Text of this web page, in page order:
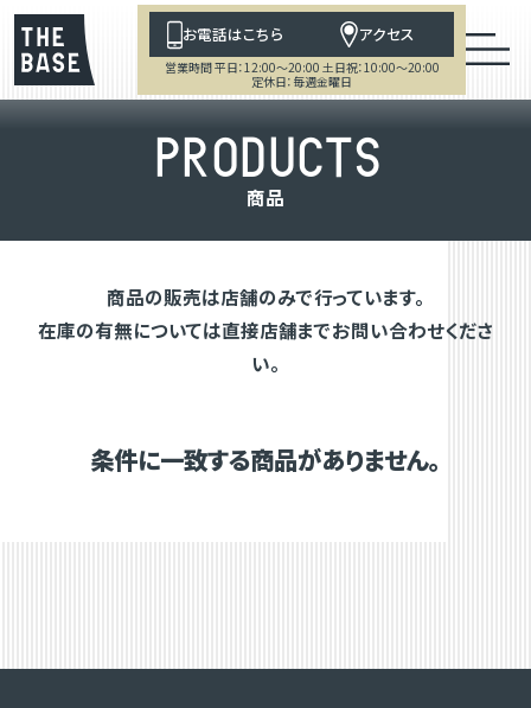
お電話はこちら アクセス
営業時間 平日：12:00～20:00 土日祝：10:00～20:00
定休日：毎週金曜日
PRODUCTS
商品
商品の販売は店舗のみで行っています。
在庫の有無については直接店舗までお問い合わせくださ
い。
条件に一致する商品がありません。